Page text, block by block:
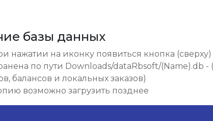
базы данных
нажатии на иконку появиться кнопка
по пути Downloads/dataRbsoft/(Name).db -
балансов и локальных заказов)
возможно загрузить позднее